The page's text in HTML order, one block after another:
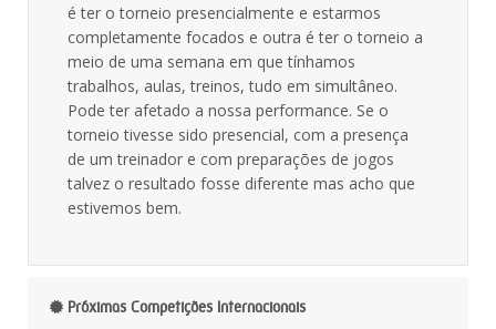
é ter o torneio presencialmente e estarmos
completamente focados e outra é ter o torneio a
meio de uma semana em que tínhamos
trabalhos, aulas, treinos, tudo em simultâneo.
Pode ter afetado a nossa performance. Se o
torneio tivesse sido presencial, com a presença
de um treinador e com preparações de jogos
talvez o resultado fosse diferente mas acho que
estivemos bem.
Próximas Competições Internacionais